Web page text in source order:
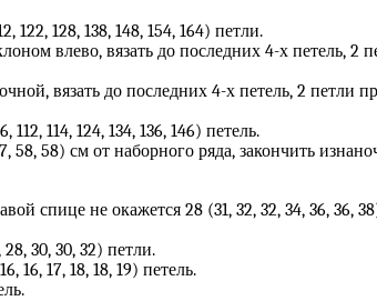
128, 138, 148, 154, 164) петли.
влево, вязать до последних 4-х петель, 2
вязать до последних 4-х петель, 2 петли
114, 124, 134, 136, 146) петель.
58, 58) см от наборного ряда, закончить
спице не окажется 28 (31, 32, 32, 34, 36, 36,
30, 30, 32) петли.
16, 17, 18, 18, 19) петель.